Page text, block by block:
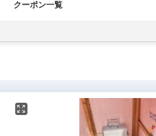
クーポン一覧